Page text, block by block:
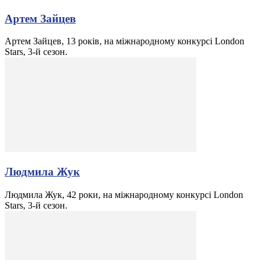
Артем Зайцев
Артем Зайцев, 13 років, на міжнародному конкурсі London
Stars, 3-й сезон.
Людмила Жук
Людмила Жук, 42 роки, на міжнародному конкурсі London
Stars, 3-й сезон.